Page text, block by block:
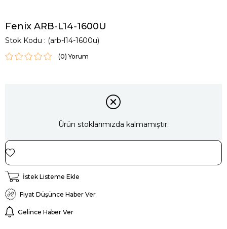
Fenix ARB-L14-1600U
Stok Kodu (arb-l14-1600u)
(0)
Ürün stoklarımızda kalmamıştır.
İstek Listeme Ekle
Fiyat Düşünce Haber Ver
Gelince Haber Ver